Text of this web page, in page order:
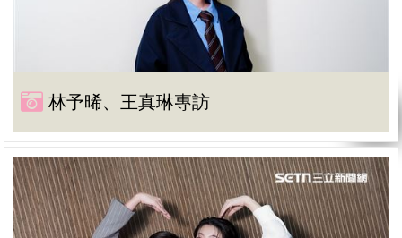
林予晞、王真琳專訪